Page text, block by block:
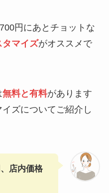
円にあとチョットな
タマイズがオススメで
無料と有料があります
ズについてご紹介し
店内価格